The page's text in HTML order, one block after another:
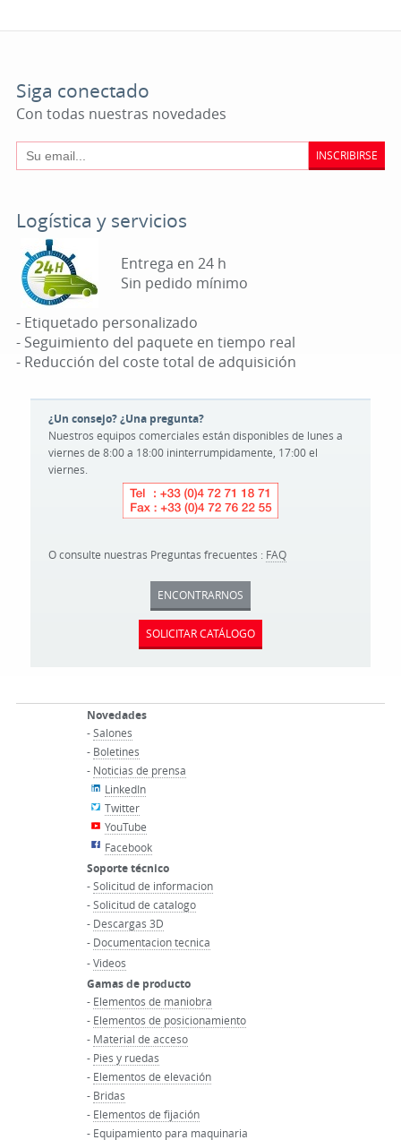
Siga conectado
Con todas nuestras novedades
INSCRIBIRSE
Logística y servicios
Entrega en 24 h
Sin pedido mínimo
- Etiquetado personalizado
- Seguimiento del paquete en tiempo real
- Reducción del coste total de adquisición
¿Un consejo? ¿Una pregunta?
Nuestros equipos comerciales están disponibles de lunes a
viernes de 8:00 a 18:00 ininterrumpidamente, 17:00 el
viernes.
O consulte nuestras Preguntas frecuentes : FAQ
ENCONTRARNOS
SOLICITAR CATÁLOGO
Novedades
-Salones
- Boletines
- Noticias de prensa
LinkedIn
Twitter
YouTube
Facebook
Soporte técnico
-Solicitud de informacion
-Solicitud de catalogo
- Descargas 3D
- Documentacion tecnica
-Videos
Gamas de producto
- Elementos de maniobra
- Elementos de posicionamiento
- Material de acceso
- Pies y ruedas
- Elementos de elevación
- Bridas
- Elementos de fijación
- Equipamiento para maquinaria